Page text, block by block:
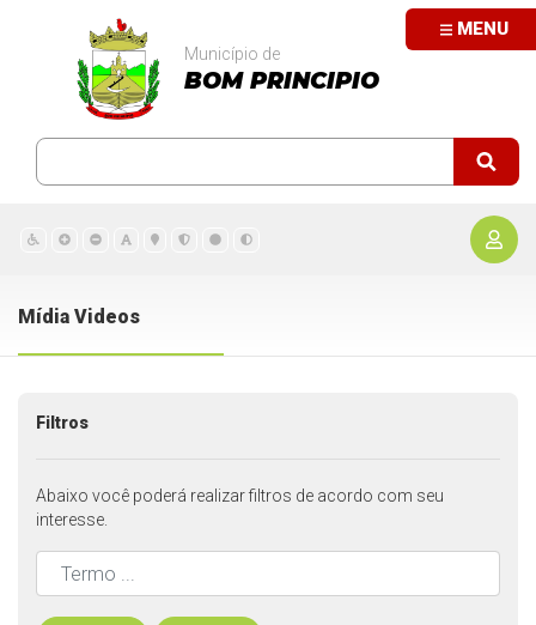
MENU
Município de
BOM PRINCIPIO
Mídia Videos
Filtros
Abaixo você poderá realizar filtros de acordo com seu
interesse.